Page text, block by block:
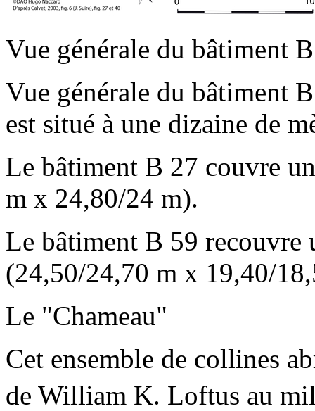
Vue générale du bâtiment
Vue générale du bâtiment
est situé à une dizaine de
Le bâtiment B 27 couvre
m x 24,80/24 m).
Le bâtiment B 59 recouvre
(24,50/24,70 m x 19,40/
Le "Chameau"
Cet ensemble de collines
de William K. Loftus au